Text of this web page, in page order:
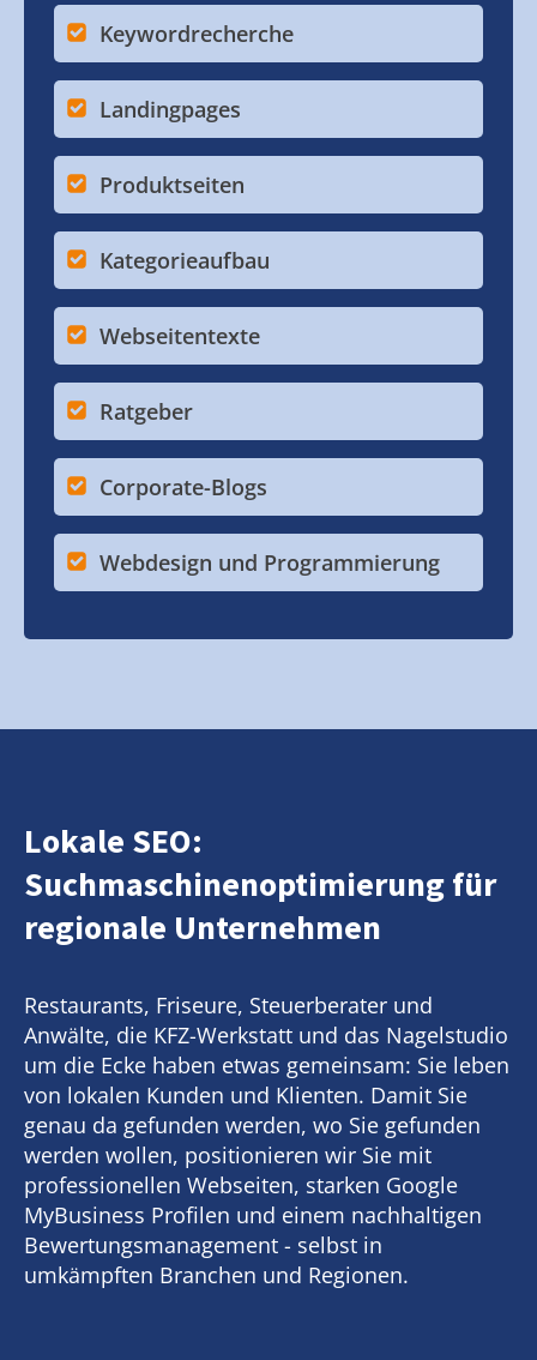
Keywordrecherche
Landingpages
Produktseiten
Kategorieaufbau
Webseitentexte
Ratgeber
Corporate-Blogs
Webdesign und Programmierung
Lokale SEO:
Suchmaschinenoptimierung für
regionale Unternehmen
Restaurants, Friseure, Steuerberater und
Anwälte, die KFZ-Werkstatt und das Nagelstudio
um die Ecke haben etwas gemeinsam: Sie leben
von lokalen Kunden und Klienten. Damit Sie
genau da gefunden werden, wo Sie gefunden
werden wollen, positionieren wir Sie mit
professionellen Webseiten, starken Google
MyBusiness Profilen und einem nachhaltigen
Bewertungsmanagement - selbst in
umkämpften Branchen und Regionen.